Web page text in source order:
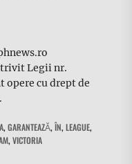
Legii nr.
opere cu drept de
, GARANTEAZĂ, ÎN, LEAGUE,
, VICTORIA